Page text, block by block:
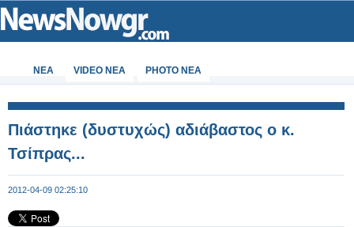
ΝΕΑ VIDEO NEA PHOTO NEA
Πιάστηκε (δυστυχώς) αδιάβαστος ο κ.
Τσίπρας...
2012-04-09 02:25:10